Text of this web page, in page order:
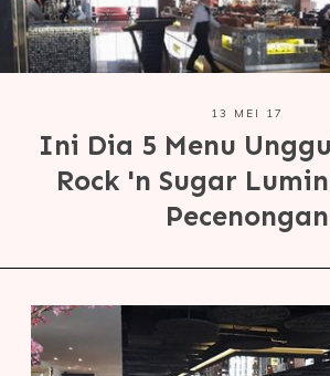
13 MEI 17
Ini Dia 5 Menu
Rock 'n Sugar
Pecenongan